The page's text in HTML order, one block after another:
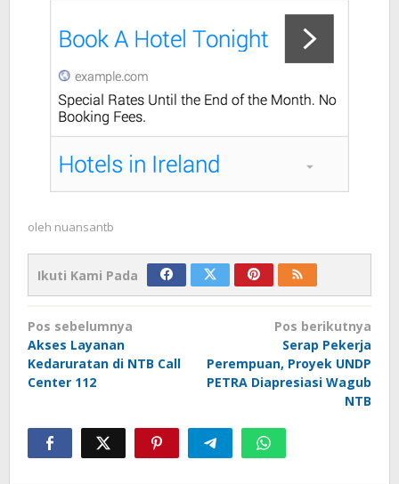
oleh nuansantb
Ikuti Kami Pada
Navigasi
pos
Pos sebelumnya
Akses Layanan
Kedaruratan di NTB Call
Center 112
Pos berikutnya
Serap Pekerja
Perempuan, Proyek UNDP
PETRA Diapresiasi Wagub
NTB